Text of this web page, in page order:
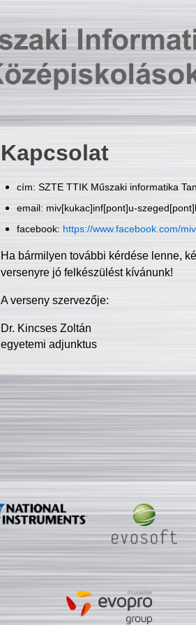
Kapcsolat
cím: SZTE TTIK Műszaki informatika
email: miv[kukac]inf[pont]u-
facebook: https://www.facebook.com/
Ha bármilyen további kérdése lenne,
versenyre jó felkészülést kívánunk!
A verseny szervezője:
Dr. Kincses Zoltán
egyetemi adjunktus